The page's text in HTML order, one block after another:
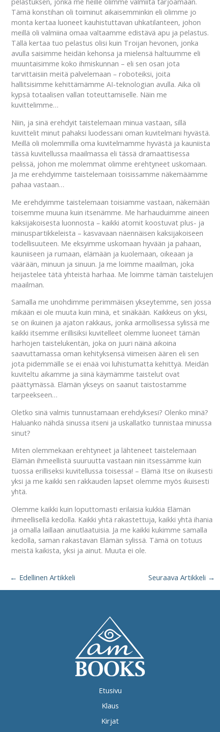
Tämä konstihan oli toiminut aikaisemminkin eli olimme jo
monta kertaa luoneet kauhistuttavan uhkatilanteen, johon
meillä oli valmiina omaa valtaamme edistävä apu ja pelastus.
Tällä kertaa tuo pelastus olisi kuin Troijan hevonen, jonka
avulla saisimme heidän kehonsa ja mielensä haltuumme eli
muuntaisimme koko ihmiskunnan – eli sen osan jota
tarvittaisiin meitä palvelemaan – roboteiksi, joita
hallitsisimme kehittämämme AI-teknologian avulla. Aika oli
kypsä totaalisen vallan toteuttamiselle. Näin me
kuvittelimme…
Niin, ja sinä erehdyit taistelemaan minua vastaan, sillä
kuvittelit minut pahaksi luodessani oman kuvitelmani hyvästä.
Meillä oli molemmilla oma kuvitelmamme hyvästä ja kauniista
tässä kuvitellussa maailmassa eli tässä dramaattisessa
pelissä, johon me molemmat olimme erehtyneet uskomaan.
Ja me erehdyimme taistelemaan toisissamme näkemäämme
pahaa vastaan…
Me erehdyimme taistelemaan toisiamme vastaan, näkemään
toisemme muuna kuin itsenämme. Me harhauduimme aineen
kaksijakoisesta luonnosta – kaikki atomit koostuvat plus- ja
miinuspartikkeleista – kasvavaan näennäisen kaksijakoiseen
todellisuuteen. Me eksyimme uskomaan hyvään ja pahaan,
kauniiseen ja rumaan, elämään ja kuolemaan, oikeaan ja
väärään, minuun ja sinuun. Ja me loimme maailman, joka
heijastelee tätä yhteistä harhaa. Me loimme tämän taistelujen
maailman.
Samalla me unohdimme perimmäisen ykseytemme, sen jossa
mikään ei ole muuta kuin minä, et sinäkään. Kaikkeus on yksi,
se on ikuinen ja ajaton rakkaus, jonka armollisessa sylissä me
kaikki itsemme erillisiksi kuvitelleet olemme luoneet tämän
harhojen taistelukentän, joka on juuri näinä aikoina
saavuttamassa oman kehityksensä viimeisen äären eli sen
jota pidemmälle se ei enää voi luhistumatta kehittyä. Meidän
kuviteltu aikamme ja siinä käymämme taistelut ovat
päättymässä. Elämän ykseys on saanut taistostamme
tarpeekseen…
Oletko sinä valmis tunnustamaan erehdyksesi? Olenko minä?
Haluanko nähdä sinussa itseni ja uskallatko tunnistaa minussa
sinut?
Miten olemmekaan erehtyneet ja lähteneet taistelemaan
Elämän ihmeellistä suuruutta vastaan niin itsessämme kuin
tuossa erilliseksi kuvitellussa toisessa! – Elämä Itse on ikuisesti
yksi ja me kaikki sen rakkauden lapset olemme myös ikuisesti
yhtä.
Olemme kaikki kuin loputtomasti erilaisia kukkia Elämän
ihmeellisellä kedolla. Kaikki yhtä rakastettuja, kaikki yhtä ihania
ja omalla laillaan ainutlaatuisia. Ja me kaikki kukimme samalla
kedolla, saman rakastavan Elämän sylissä. Tämä on totuus
meistä kaikista, yksi ja ainut. Muuta ei ole.
← Edellinen Artikkeli Seuraava Artikkeli →
Etusivu
Klaus
Kirjat